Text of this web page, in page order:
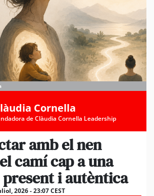
Cornella
de Clàudia Cornella Leadership
amb el nen
camí cap a una
i autèntica
2026 - 23:07 CEST